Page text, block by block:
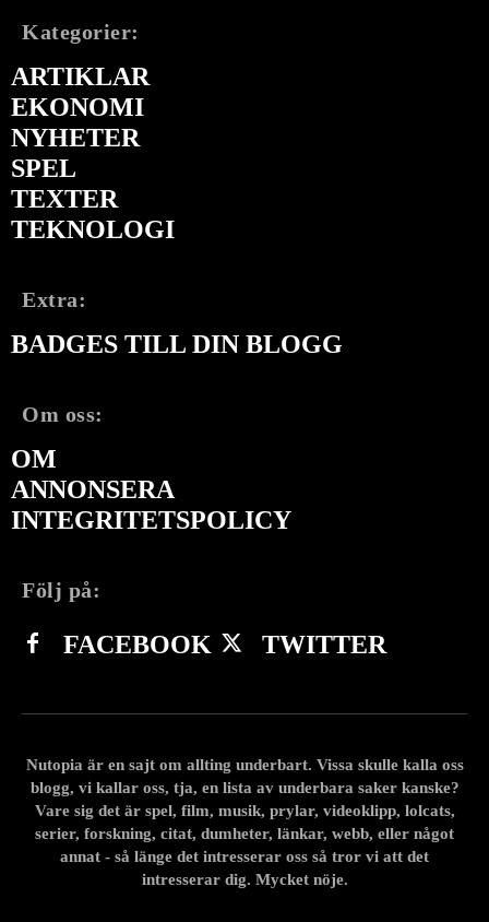
Kategorier:
ARTIKLAR
EKONOMI
NYHETER
SPEL
TEXTER
TEKNOLOGI
Extra:
BADGES TILL DIN BLOGG
Om oss:
OM
ANNONSERA
INTEGRITETSPOLICY
Följ på:
FACEBOOK TWITTER
Nutopia är en sajt om allting underbart. Vissa skulle kalla oss
blogg, vi kallar oss, tja, en lista av underbara saker kanske?
Vare sig det är spel, film, musik, prylar, videoklipp, lolcats,
serier, forskning, citat, dumheter, länkar, webb, eller något
annat - så länge det intresserar oss så tror vi att det
intresserar dig. Mycket nöje.